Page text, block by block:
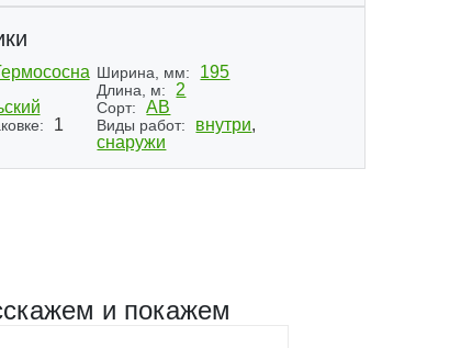
Ширина, мм: 195
Длина, м: 2
Сорт: АВ
1 Виды работ: внутри,
снаружи
и покажем